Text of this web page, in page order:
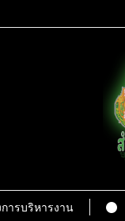
ารบริหารงาน